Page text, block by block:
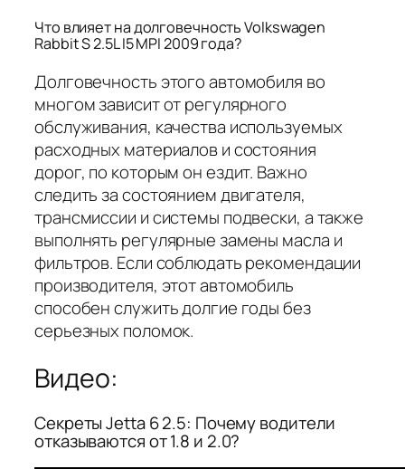
Что влияет на долговечность Volkswagen
Rabbit S 2.5L I5 MPI 2009 года?
Долговечность этого автомобиля во
многом зависит от регулярного
обслуживания, качества используемых
расходных материалов и состояния
дорог, по которым он ездит. Важно
следить за состоянием двигателя,
трансмиссии и системы подвески, а также
выполнять регулярные замены масла и
фильтров. Если соблюдать рекомендации
производителя, этот автомобиль
способен служить долгие годы без
серьезных поломок.
Видео:
Секреты Jetta 6 2.5: Почему водители
отказываются от 1.8 и 2.0?